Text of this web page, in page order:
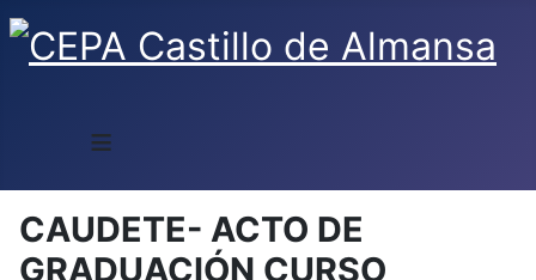
≡
CAUDETE- ACTO DE
GRADUACIÓN CURSO